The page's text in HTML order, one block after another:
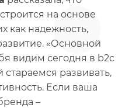
на основе
как надежность,
«Основной
видим сегодня в b2c
развивать,
Если ваша
–